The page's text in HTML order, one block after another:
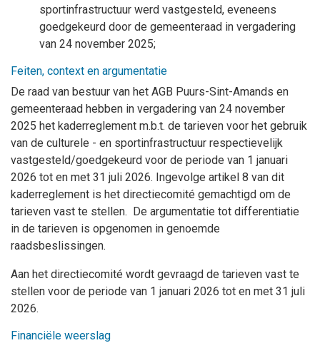
sportinfrastructuur werd vastgesteld, eveneens
goedgekeurd door de gemeenteraad in vergadering
van 24 november 2025;
Feiten, context en argumentatie
De raad van bestuur van het AGB Puurs-Sint-Amands en
gemeenteraad hebben in vergadering van 24 november
2025 het kaderreglement m.b.t. de tarieven voor het gebruik
van de culturele - en sportinfrastructuur respectievelijk
vastgesteld/goedgekeurd voor de periode van 1 januari
2026 tot en met 31 juli 2026. Ingevolge artikel 8 van dit
kaderreglement is het directiecomité gemachtigd om de
tarieven vast te stellen. De argumentatie tot differentiatie
in de tarieven is opgenomen in genoemde
raadsbeslissingen.
Aan het directiecomité wordt gevraagd de tarieven vast te
stellen voor de periode van 1 januari 2026 tot en met 31 juli
2026.
Financiële weerslag